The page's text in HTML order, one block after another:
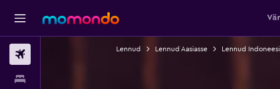
Lennud Lennud Aasiasse Lennud